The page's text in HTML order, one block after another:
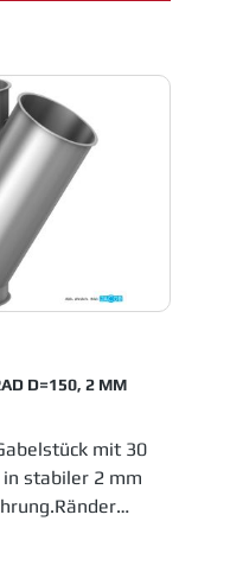
Abluftanlagen.
sowie innovative
JACOB Rohrbau
etabliert, die in
metallene
D=150, 2 MM
mit 30
stabiler 2 mm
JACOB